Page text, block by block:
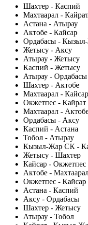
Шахтер - Каспий
Махтаарал - Кайрат
Астана - Атырау
Актобе - Кайсар
Ордабасы -
Жетысу - Аксу
Атырау - Жетысу
Каспий - Жетысу
Атырау - Ордабасы
Шахтер - Актобе
Махтаарал - Кайсар
Окжетпес - Кайрат
Махтаарал -
Ордабасы - Аксу
Каспий - Астана
Тобол - Атырау
Кызыл-Жар СК -
Жетысу - Шахтер
Кайсар - Окжетпес
Актобе -
Окжетпес - Кайсар
Астана - Каспий
Аксу - Ордабасы
Шахтер - Жетысу
Атырау - Тобол